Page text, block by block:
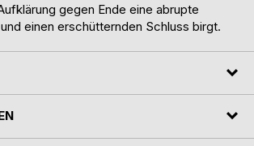
gegen Ende eine abrupte
einen erschütternden Schluss birgt.